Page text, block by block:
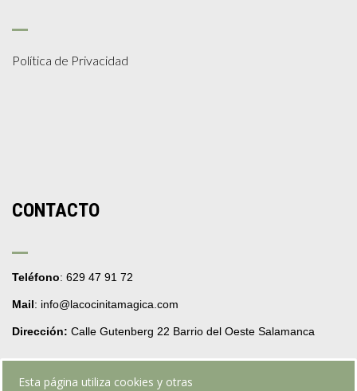
Política de Privacidad
CONTACTO
Teléfono: 629 47 91 72
Mail: info@lacocinitamagica.com
Dirección: Calle Gutenberg 22 Barrio del Oeste Salamanca
Esta página utiliza cookies y otras